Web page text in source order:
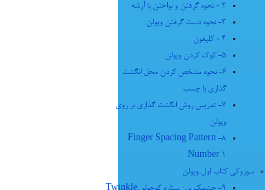
2 - نحوه گرفتن و نواختن با آرشه
3- نحوه دست گرفتن ویولن
4 - کلیفون
5- کوک کردن ویولن
6- نحوه مشخص کردن محل انگشت
گذاری با چسب
7- تدریس روش انگشت گذاری بر روی
ویولن
8- Finger Spacing Pattern
Number 1
سوزوکی کتاب اول ویولن